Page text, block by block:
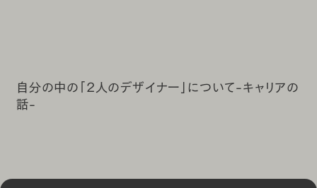
自分の中の「2人のデザイナー」について-キャリアの
話-